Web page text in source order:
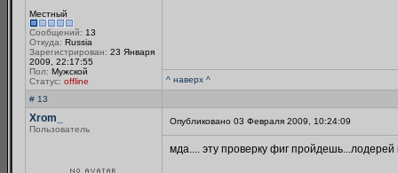
Местный
Сообщений: 13
Откуда: Russia
Зарегистрирован: 23 Января
2009, 22:17:55
Пол: Мужской
Статус: offline
^ наверх ^
# 13
Xrom_
Пользователь
Опубликовано 03 Февраля 2009, 10:24:09
мда.... эту проверку фиг